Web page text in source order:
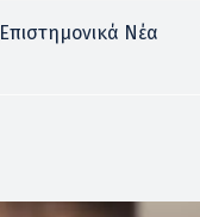
Επιστημονικά Νέα